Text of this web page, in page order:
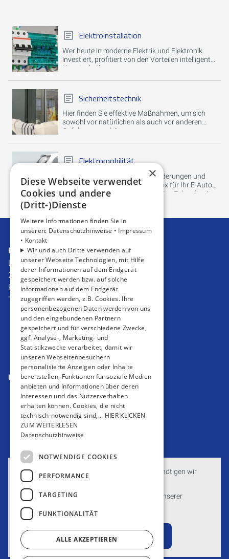
Elektroinstallation
Wer heute in moderne Elektrik und Elektronik
investiert, profitiert von den Vorteilen intelligenter
Haustechnik.
Sicherheitstechnik
Hier finden Sie effektive Maßnahmen, um sich
sowohl vor natürlichen als auch vor anderen
Gefahren zu schützen.
Elektromobilität
Sie interessieren sich für die Förderungen und
Installation einer privater Wallbox für Ihr E-Auto?
Starten Sie jetzt in eine nachhaltige Zukunft mit
Ihrer eigenen E-Auto Ladestation.
Haustechnik Rosenboom GmbH
Lippestraße 24
26548 Norderney
E-Mail: info@rosenboom-norderney.de
Tel.: 04932 8770
Impressum
Barrierefreiheitserklärung
Datenschutzerklärung
AGB
Unsere Bereiche
Privatkunden
Gewerbekunden
Karriere
Unternehmen
Kontakt
Um externe HTML-Inhalte anzuzeigen, benötigen wir
Weitere Informationen finden Sie in unserer
Datenschutzerklärung.
Cookie-Einstellungen öffnen
×
Diese Webseite verwendet
Cookies und andere
(Dritt-)Dienste
Weitere Informationen finden Sie in
unseren: Datenschutzhinweise • Impressum
• Kontakt
Wir und auch Dritte verwenden auf
unserer Webseite Technologien, mit Hilfe
derer Informationen auf dem Endgerät
gespeichert werden bzw. auf solche
Informationen auf dem Endgerät
zugegriffen werden, z.B. Cookies. Ihre
personenbezogenen Daten werden von uns
und den eingebundenen Partnern
gespeichert und für verschiedene Zwecke,
ggf. Analyse-, Marketing- und
Statistikzwecke verarbeitet, damit wir
unseren Webseitenbesuchern
personalisierte Anzeigen oder Inhalte
bereitstellen, Funktionen für soziale Medien
anbieten und Informationen über deren
Interessen und das Nutzerverhalten
erhalten können. Cookies, die nicht
technisch-notwendig sind,... HIER KLICKEN
ZUM WEITERLESEN
Datenschutzhinweise
NOTWENDIGE COOKIES
PERFORMANCE
TARGETING
FUNKTIONALITÄT
ALLE AKZEPTIEREN